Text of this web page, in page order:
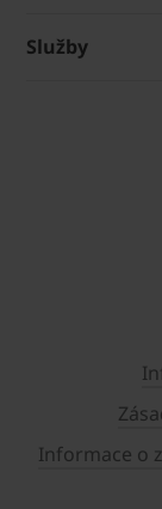
Služby
Informace o